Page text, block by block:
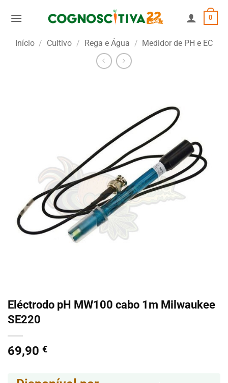
0
Início / Cultivo / Rega e Água / Medidor de PH e EC
Eléctrodo pH MW100 cabo 1m Milwaukee
SE220
69,90 €